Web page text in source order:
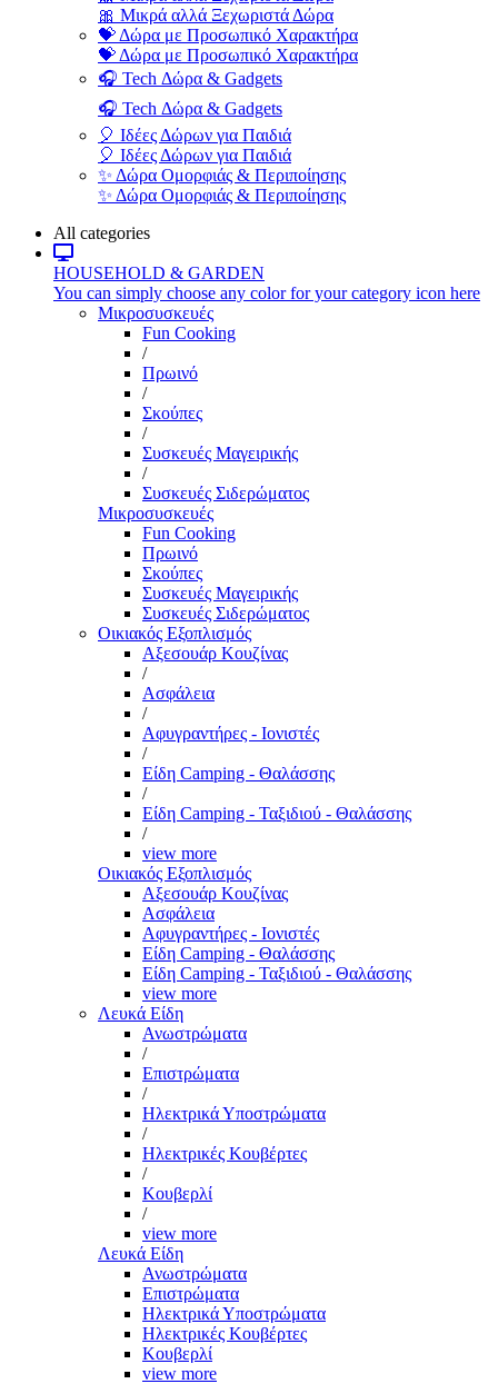
🎀 Μικρά αλλά Ξεχωριστά Δώρα
💝 Δώρα με Προσωπικό Χαρακτήρα
💝 Δώρα με Προσωπικό Χαρακτήρα
🎧 Tech Δώρα & Gadgets
🎧 Tech Δώρα & Gadgets
🎈 Ιδέες Δώρων για Παιδιά
🎈 Ιδέες Δώρων για Παιδιά
✨ Δώρα Ομορφιάς & Περιποίησης
✨ Δώρα Ομορφιάς & Περιποίησης
All categories
HOUSEHOLD & GARDEN
You can simply choose any color for your category icon here
Μικροσυσκευές
Fun Cooking
/
Πρωινό
/
Σκούπες
/
Συσκευές Μαγειρικής
/
Συσκευές Σιδερώματος
Μικροσυσκευές
Fun Cooking
Πρωινό
Σκούπες
Συσκευές Μαγειρικής
Συσκευές Σιδερώματος
Οικιακός Εξοπλισμός
Αξεσουάρ Κουζίνας
/
Ασφάλεια
/
Αφυγραντήρες - Ιονιστές
/
Είδη Camping - Θαλάσσης
/
Είδη Camping - Ταξιδιού - Θαλάσσης
/
view more
Οικιακός Εξοπλισμός
Αξεσουάρ Κουζίνας
Ασφάλεια
Αφυγραντήρες - Ιονιστές
Είδη Camping - Θαλάσσης
Είδη Camping - Ταξιδιού - Θαλάσσης
view more
Λευκά Είδη
Ανωστρώματα
/
Επιστρώματα
/
Ηλεκτρικά Υποστρώματα
/
Ηλεκτρικές Κουβέρτες
/
Κουβερλί
/
view more
Λευκά Είδη
Ανωστρώματα
Επιστρώματα
Ηλεκτρικά Υποστρώματα
Ηλεκτρικές Κουβέρτες
Κουβερλί
view more